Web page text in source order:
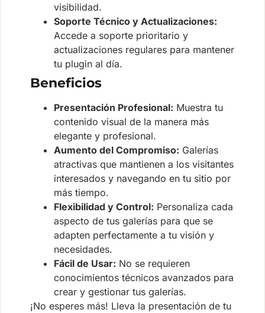
visibilidad.
Soporte Técnico y Actualizaciones:
Accede a soporte prioritario y
actualizaciones regulares para mantener
tu plugin al día.
Beneficios
Presentación Profesional: Muestra tu
contenido visual de la manera más
elegante y profesional.
Aumento del Compromiso: Galerías
atractivas que mantienen a los visitantes
interesados y navegando en tu sitio por
más tiempo.
Flexibilidad y Control: Personaliza cada
aspecto de tus galerías para que se
adapten perfectamente a tu visión y
necesidades.
Fácil de Usar: No se requieren
conocimientos técnicos avanzados para
crear y gestionar tus galerías.
¡No esperes más! Lleva la presentación de tu